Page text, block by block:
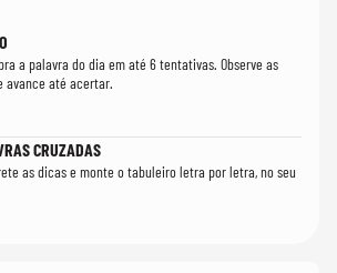
a palavra do dia em até 6 tentativas. Observe as
avance até acertar.
CRUZADAS
as dicas e monte o tabuleiro letra por letra, no seu